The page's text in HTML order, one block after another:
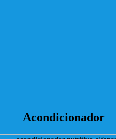
Acondicionador